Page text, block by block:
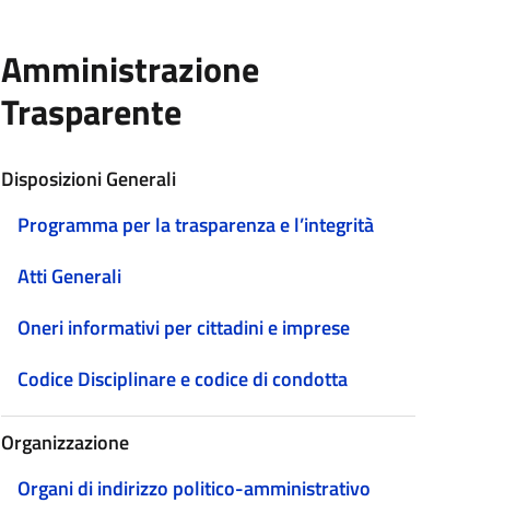
Amministrazione
Trasparente
Disposizioni Generali
Programma per la trasparenza e l’integrità
Atti Generali
Oneri informativi per cittadini e imprese
Codice Disciplinare e codice di condotta
Organizzazione
Organi di indirizzo politico-amministrativo